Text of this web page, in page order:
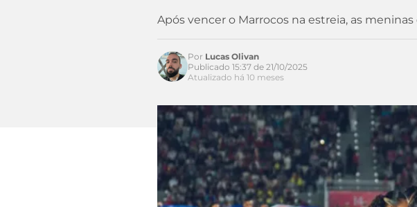
Após vencer o Marrocos na estreia, as
Acesse o perfil do autor Por Lucas Olivan
Publicado 15:37 de 21/10/2025
Atualizado há 10 meses